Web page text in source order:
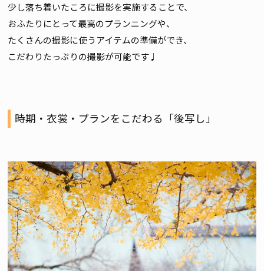
少し落ち着いたころに撮影を実施することで、
おふたりにとって最高のプランニングや、
たくさんの撮影に使うアイテムの準備ができ、
こだわりたっぷりの撮影が可能です♩
時期・衣裳・プランをこだわる「後写し」